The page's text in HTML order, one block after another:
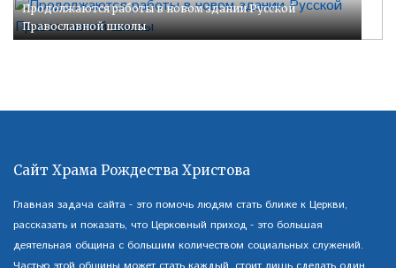
Продолжаются работы в новом здании Русской
Православной школы
Сайт Храма Рождества Христова
Главная задача сайта - это помочь людям стать ближе к Церкви,
рассказать и показать, что Церковный приход - это большая
деятельная община с большим количеством социальных служений.